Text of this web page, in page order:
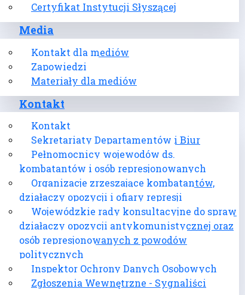
Certyfikat Instytucji Słyszącej
Media
Kontakt dla mediów
Zapowiedzi
Materiały dla mediów
Kontakt
Kontakt
Sekretariaty Departamentów i Biur
Pełnomocnicy wojewodów ds.
kombatantów i osób represjonowanych
Organizacje zrzeszające kombatantów,
działaczy opozycji i ofiary represji
Wojewódzkie rady konsultacyjne do spraw
działaczy opozycji antykomunistycznej oraz
osób represjonowanych z powodów
politycznych
Inspektor Ochrony Danych Osobowych
Zgłoszenia Wewnętrzne - Sygnaliści